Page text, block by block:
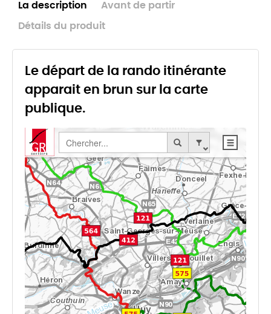
La description Avant de partir
Détails du produit
Le départ de la rando itinérante
apparait en brun sur la carte
publique.